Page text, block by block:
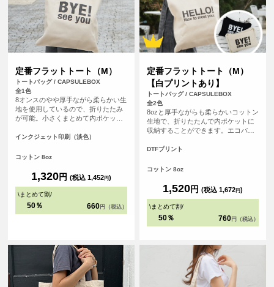
定番フラットトート（M）
トートバッグ / CAPSULEBOX
全1色
8オンスのやや厚手ながら柔らかい生
地を使用しているので、折りたたみ
が可能。小さくまとめて内ポケット
ち手が長く、肩にゆったりとかけて
容量で持ち歩きのしやすいバック
ます。
インクジェット印刷（淡色）
コットン 8oz
1,320円 (税込 1,452円)
\まとめて割/
50％ 660 円（税込）
定番フラットトート（M）
【白プリントあり】
トートバッグ / CAPSULEBOX
全2色
8ozと厚手ながらも柔らかいコットン
生地で、折りたたんで内ポケットに
収納することができます。エコバッ
ち歩きにも便利なトートバッグ、持
らゆったりかけて手を塞がずご使用
DTFプリント
コットン 8oz
1,520円 (税込 1,672円)
\まとめて割/
50％ 760 円（税込）